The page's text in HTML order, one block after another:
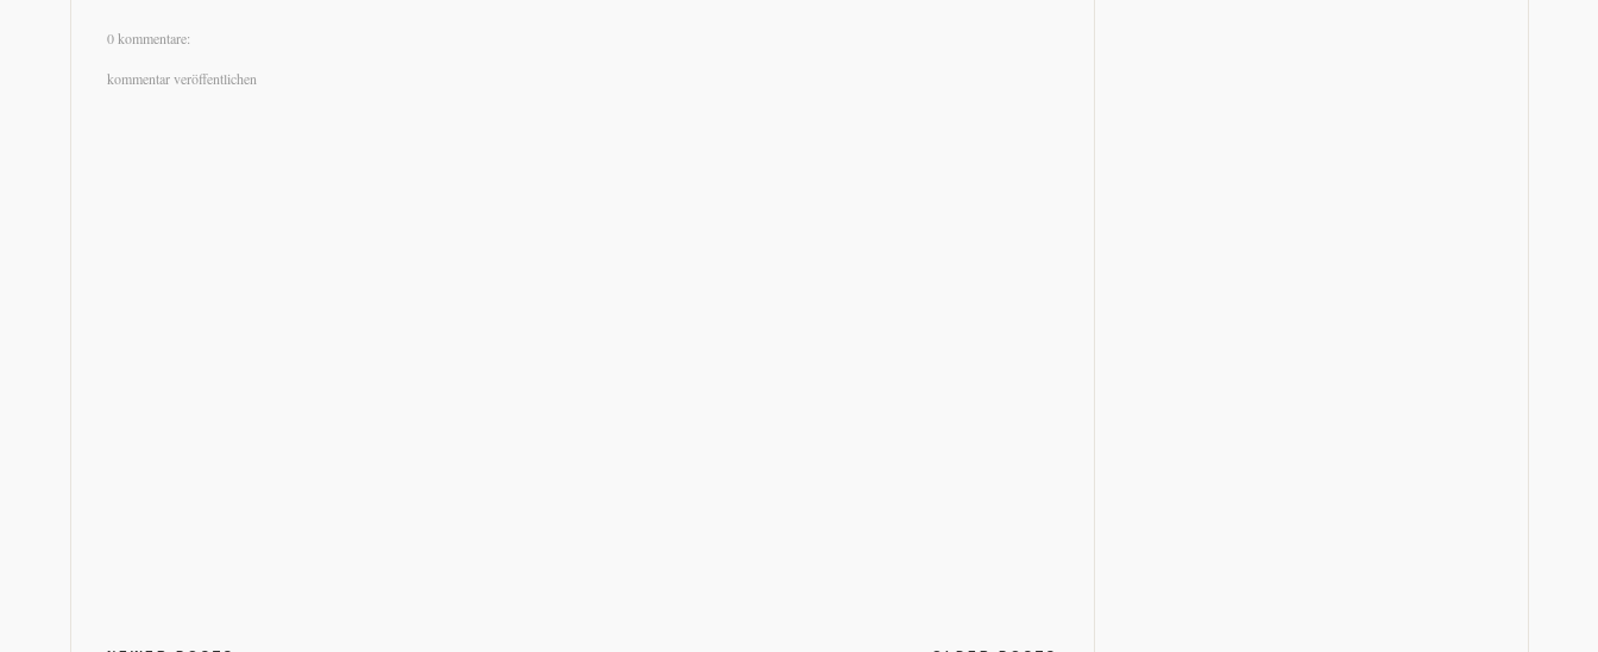
0 kommentare:
kommentar veröffentlichen